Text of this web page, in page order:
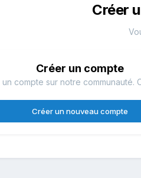
Créer
Créer un compte
compte sur notre communauté.
Créer un nouveau compte